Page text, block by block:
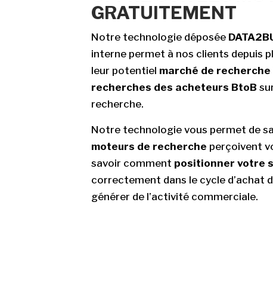
GRATUITEMENT
Notre technologie déposée
interne permet à nos clients depuis
leur potentiel marché de recherche
recherches des acheteurs BtoB
recherche.
Notre technologie vous permet de
moteurs de recherche perçoivent
savoir comment positionner votre
correctement dans le cycle d’achat
générer de l’activité commerciale.